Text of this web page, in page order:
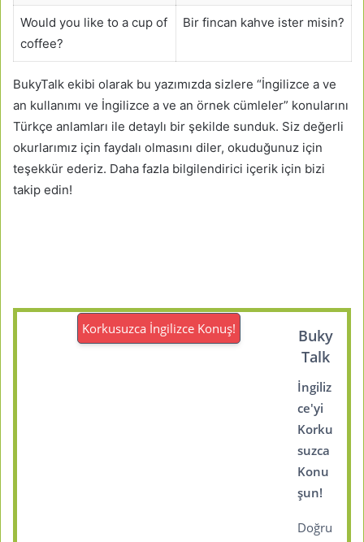
Would you like to a cup of
coffee?
Bir fincan kahve ister misin?
BukyTalk ekibi olarak bu yazımızda sizlere “İngilizce a ve
an kullanımı ve İngilizce a ve an örnek cümleler” konularını
Türkçe anlamları ile detaylı bir şekilde sunduk. Siz değerli
okurlarımız için faydalı olmasını diler, okuduğunuz için
teşekkür ederiz. Daha fazla bilgilendirici içerik için bizi
takip edin!
Korkusuzca İngilizce Konuş!
Buky
Talk
İngiliz
ce'yi
Korku
suzca
Konu
şun!
Doğru